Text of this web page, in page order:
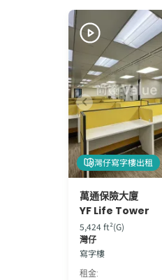
灣仔寫字樓出租
萬通保險大廈
YF Life Tower
5,424 ft²(G)
灣仔
寫字樓
租金: